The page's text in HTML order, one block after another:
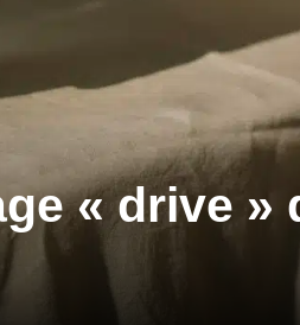
« drive »